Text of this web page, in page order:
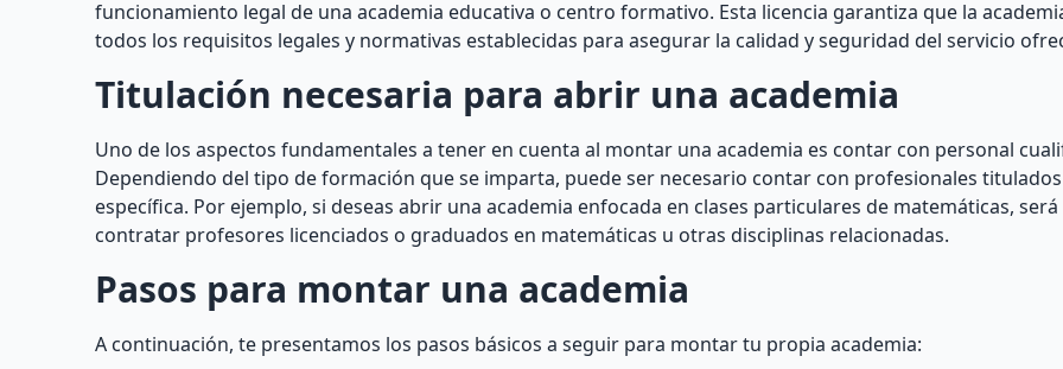
funcionamiento legal de una academia educativa o centro formativo. Esta licencia garantiza que la
todos los requisitos legales y normativas establecidas para asegurar la calidad y seguridad del servicio
Titulación necesaria para abrir una academia
Uno de los aspectos fundamentales a tener en cuenta al montar una academia es contar con personal
Dependiendo del tipo de formación que se imparta, puede ser necesario contar con profesionales
específica. Por ejemplo, si deseas abrir una academia enfocada en clases particulares de matemáticas,
contratar profesores licenciados o graduados en matemáticas u otras disciplinas relacionadas.
Pasos para montar una academia
A continuación, te presentamos los pasos básicos a seguir para montar tu propia academia: